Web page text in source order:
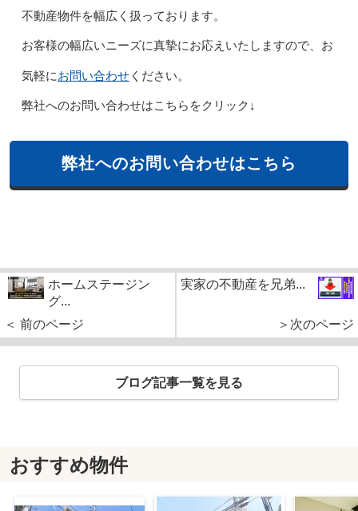
不動産物件を幅広く扱っております。
お客様の幅広いニーズに真摯にお応えいたしますので、お
気軽にお問い合わせください。
弊社へのお問い合わせはこちらをクリック↓
弊社へのお問い合わせはこちら
ホームステージン
グ...
＜ 前のページ
実家の不動産を兄弟...
＞次のページ
ブログ記事一覧を見る
おすすめ物件